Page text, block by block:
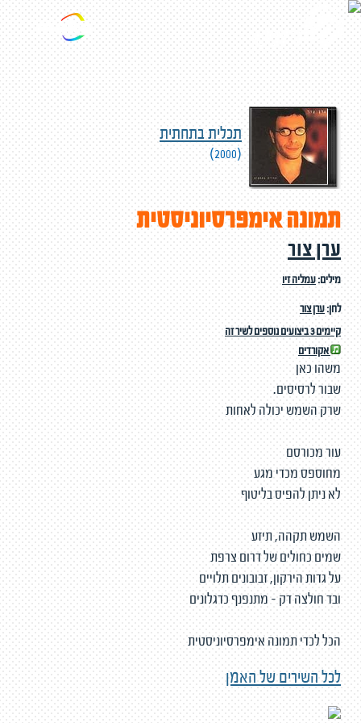
תכלית בתחתית
(2000)
תמונה אימפרסיוניסטית
ערן צור
מילים:עמליה זיו
לחן:ערן צור
קיימים 3 ביצועים נוספים לשיר זה
אקורדים
משהו כאן
שבור לרסיסים.
שרק השמש יכולה לאחות
עור מכורסם
מחוספס מכדי מגע
לא ניתן להפיס בליטוף
השמש תקהה, תיזע
שמים כחולים של דרום צרפת
על גדות הירקון, זבובונים תלויים
ובד חולצה דק - מתנפנף כדגלונים
הכל לכדי תמונה אימפרסיוניסטית
לכל השירים של האמן